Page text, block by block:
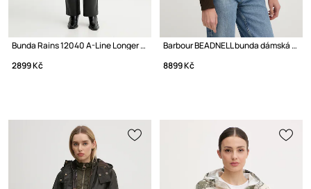
Bunda Rains 12040 A-Line Longer W Jacket
2899 Kč
Barbour BEADNELL bunda dámská bavlněná
8899 Kč